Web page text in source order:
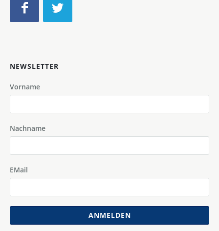
NEWSLETTER
Vorname
Nachname
EMail
ANMELDEN